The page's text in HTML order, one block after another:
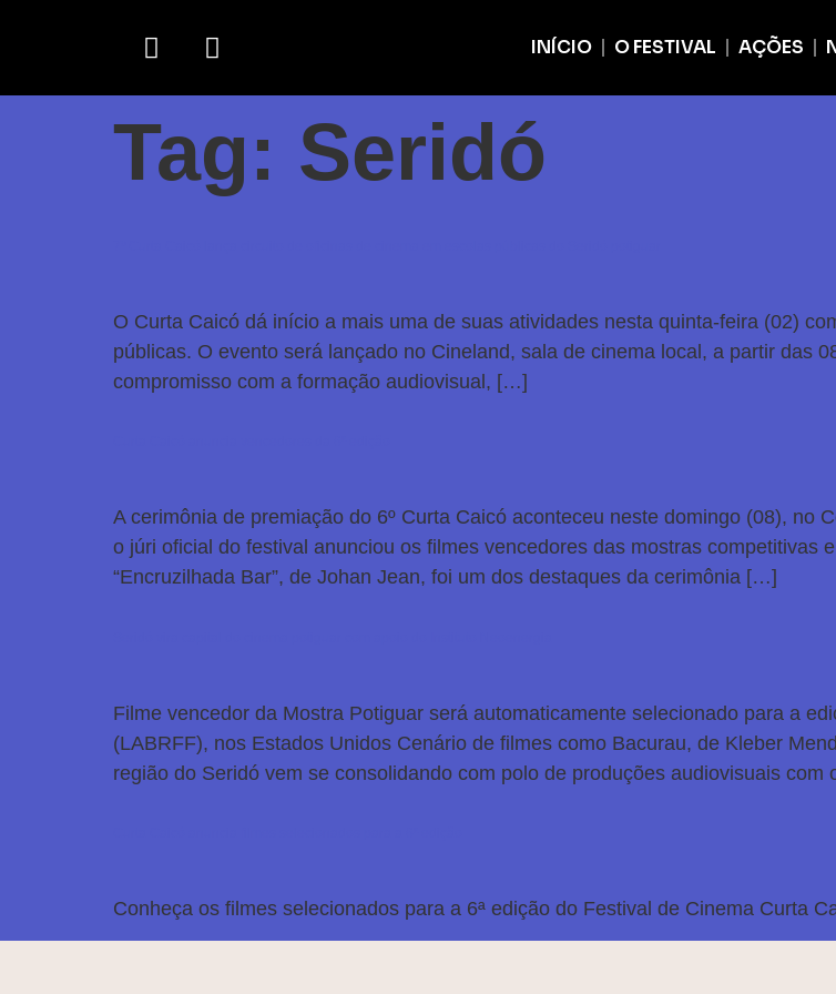
INÍCIO O FESTIVAL AÇÕES
Tag: Seridó
O Curta Caicó dá início a mais uma de suas atividades nesta quinta-feira (02)
públicas. O evento será lançado no Cineland, sala de cinema local, a partir das
compromisso com a formação audiovisual, […]
A cerimônia de premiação do 6º Curta Caicó aconteceu neste domingo (08), no
o júri oficial do festival anunciou os filmes vencedores das mostras competitivas
“Encruzilhada Bar”, de Johan Jean, foi um dos destaques da cerimônia […]
Filme vencedor da Mostra Potiguar será automaticamente selecionado para a
(LABRFF), nos Estados Unidos Cenário de filmes como Bacurau, de Kleber
região do Seridó vem se consolidando com polo de produções audiovisuais com
Conheça os filmes selecionados para a 6ª edição do Festival de Cinema Curta